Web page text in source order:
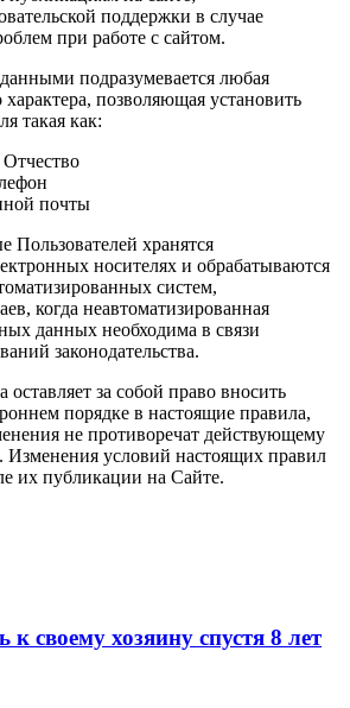
поддержки в случае
при работе с сайтом.
подразумевается любая
позволяющая установить
такая как:
почты
Пользователей хранятся
носителях и обрабатываются
систем,
когда неавтоматизированная
данных необходима в связи
законодательства.
за собой право вносить
порядке в настоящие правила,
не противоречат действующему
Изменения условий настоящих правил
их публикации на Сайте.
своему хозяину спустя 8 лет